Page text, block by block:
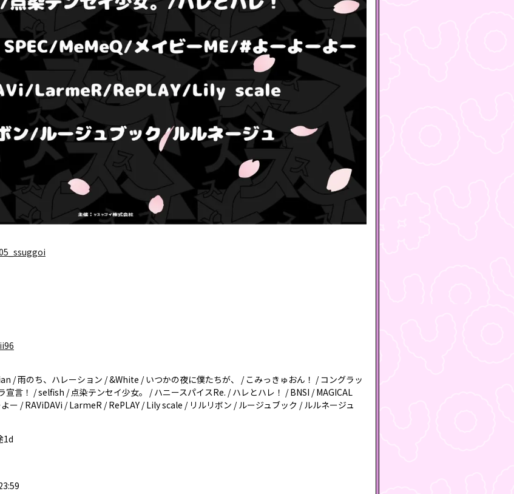
/ 雨のち、ハレーション / &White / いつかの夜に僕たちが、 / こみっきゅおん！ / コングラッ
宣言！ / selfish / 点染テンセイ少女。 / ハニースパイスRe. / ハレとハレ！ / BNSI / MAGICAL
ー / RAViDAVi / LarmeR / RePLAY / Lily scale / リルリボン / ルージュブック / ルルネージュ
1d